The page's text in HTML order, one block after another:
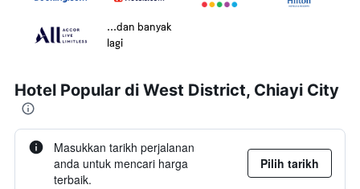
...dan banyak
lagi
Hotel Popular di West District, Chiayi City
Masukkan tarikh perjalanan
anda untuk mencari harga
terbaik.
Pilih tarikh